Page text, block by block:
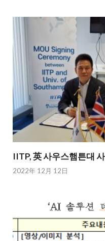
IITP, 英 사우스햄튼대
2022年 12月 12日